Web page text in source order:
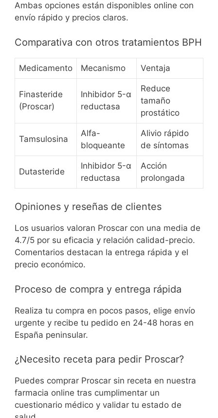
Ambas opciones están disponibles online con
envío rápido y precios claros.
Comparativa con otros tratamientos BPH
Medicamento Mecanismo Ventaja
Finasteride
(Proscar)
Inhibidor 5-α
reductasa
Reduce
tamaño
prostático
Tamsulosina
Alfa-
bloqueante
Alivio rápido
de síntomas
Dutasteride
Inhibidor 5-α
reductasa
Acción
prolongada
Opiniones y reseñas de clientes
Los usuarios valoran Proscar con una media de
4.7/5 por su eficacia y relación calidad-precio.
Comentarios destacan la entrega rápida y el
precio económico.
Proceso de compra y entrega rápida
Realiza tu compra en pocos pasos, elige envío
urgente y recibe tu pedido en 24-48 horas en
España peninsular.
¿Necesito receta para pedir Proscar?
Puedes comprar Proscar sin receta en nuestra
farmacia online tras cumplimentar un
cuestionario médico y validar tu estado de